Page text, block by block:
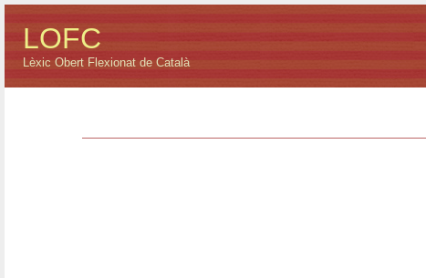
LOFC
Lèxic Obert Flexionat de Català